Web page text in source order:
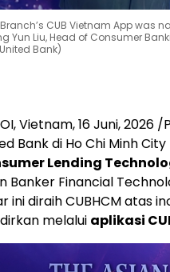
CUB Vietnam App was
Yun Liu, Head of Consumer
Bank)
Vietnam,16 Juni, 2026 /
Bank di Ho Chi Minh
Lending
Banker Financial
ini diraih CUBHCM atas
melalui aplikasi